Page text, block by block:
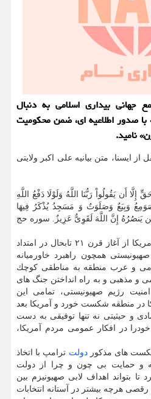
جهانی بیداری اسلامی به دنبال
با صدور اطلاعیه ای، ضمن محكومیت
نامید.
ایسنا، متن بیانیه علی اكبر ولایتی
أَن یَقُولُواْ رَبُّنَا اللَّهُ وَلَوْلَا دَفْعُ اللَّهِ
وَبِیَعٌ وَصَلَوَتٌ وَ مَسَجِدُ یُذْكَرُ فِیهَا
یَنصُرُهُ إِنَّ اللَّهَ لَقَوِیٌّ عَزِیزٌ. سوره حج
بعد از شكست سیاست های آمریكا از آغاز قرن ۲۱ تابحال در امتداد
همچون راهبرد خاورمیانه
و عرب منطقه به مناطقی كوچك
و مذهبی و به راه انداختن جنگ های
رژیم صهیونیستی، تمامی این
در منطقه شكست خورد و آمریكا بعد
و حیثیتی نه تنها توفیقی به دست
خودرا در افكار عمومی مردم آمریكا،
شكست های مذكوردولت ترامپ با اتخاذ
و حمایت بی چون و چرا از دولت
بتواند اهداف لابی صهیونیزم بین
رقصی هرچه بیشتر در آستانه انتخابات